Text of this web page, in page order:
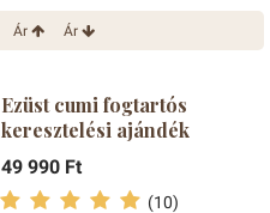
Ár Ár
Ezüst cumi fogtartós
keresztelési ajándék
49 990 Ft
(10)